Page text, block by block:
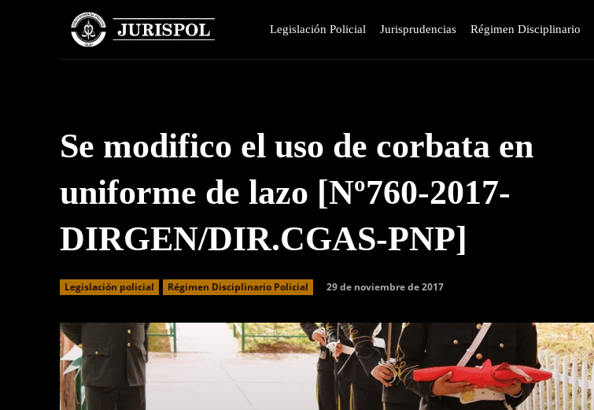
Legislación Policial Jurisprudencias Régimen Disciplinario
Se modifico el uso de corbata en
uniforme de lazo [Nº760-2017-
DIRGEN/DIR.CGAS-PNP]
Legislación policial Régimen Disciplinario Policial 29 de noviembre de 2017